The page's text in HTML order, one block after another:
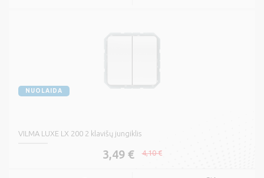
NUOLAIDA
VILMA LUXE LX 200 2 klavišų jungiklis
3,49 € 4,10 €